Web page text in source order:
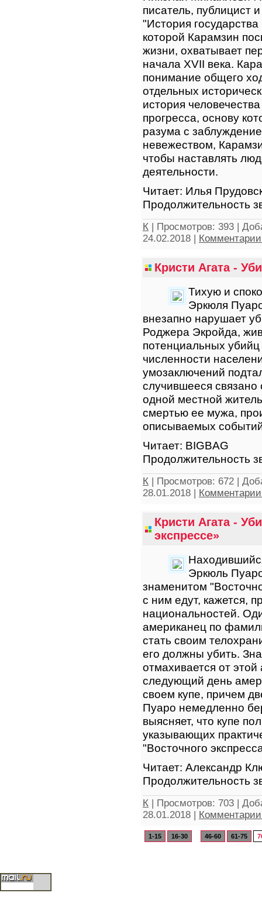
писатель, публицист
"История
которой Карамзин
жизни, охватывает
начала XVII века.
понимание общего
отдельных
история
прогресса, основу
разума с
невежеством,
чтобы наставлять
деятельности.
Читает: Илья
Продолжительность
К | Просмотров: 393 |
24.02.2018 |
Кристи Агата -
Тихую и
Эркюля
внезапно нарушает
Роджера Экройда,
потенциальных убийц
численности
умозаключений
случившееся
одной местной
смертью ее мужа,
описываемых
Читает: BIGBAG
Продолжительность
К | Просмотров: 672 |
28.01.2018 |
Кристи Агата -
экспрессе»
Эркюль
знаменитом
с ним едут, кажется,
национальностей.
американец по
стать своим
его должны убить.
отмахивается от
следующий день
своем купе, причем
Пуаро немедленно
выясняет, что купе
указывающих
"Восточного
Читает: Александр
Продолжительность
К | Просмотров: 703 |
28.01.2018 |
1-15 16-30 46-60 61-75